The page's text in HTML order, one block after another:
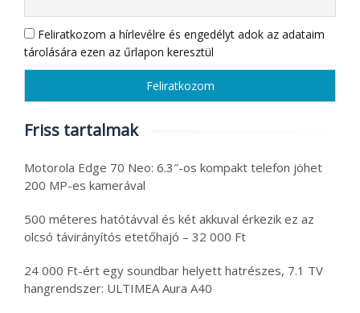
Feliratkozom a hírlevélre és engedélyt adok az adataim
tárolására ezen az űrlapon keresztül
Friss tartalmak
Motorola Edge 70 Neo: 6.3″-os kompakt telefon jöhet
200 MP-es kamerával
500 méteres hatótávval és két akkuval érkezik ez az
olcsó távirányítós etetőhajó – 32 000 Ft
24 000 Ft-ért egy soundbar helyett hatrészes, 7.1 TV
hangrendszer: ULTIMEA Aura A40